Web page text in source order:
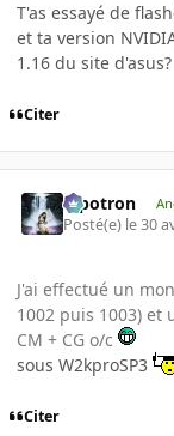
T'as essayé de
et ta version
1.16 du site d'asus?
Citer
Pipotron
Posté(e) le 30
J'ai effectué un
1002 puis 1003) et
CM + CG o/c
sous W2kproSP3
Citer